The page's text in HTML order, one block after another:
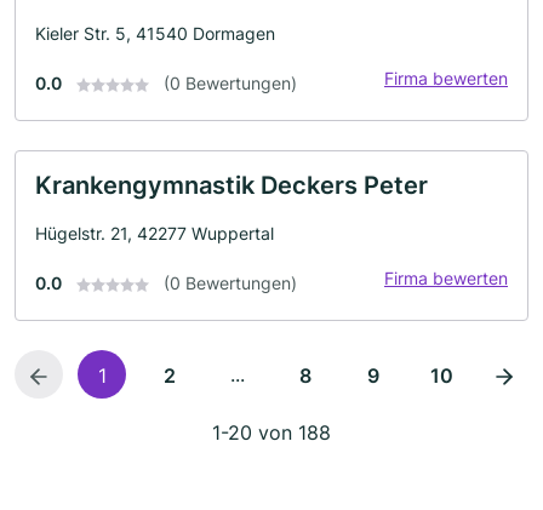
Kieler Str. 5, 41540 Dormagen
0.0 (0 Bewertungen) Firma bewerten
Krankengymnastik Deckers Peter
Hügelstr. 21, 42277 Wuppertal
0.0 (0 Bewertungen) Firma bewerten
1 2 ... 8 9 10
1-20 von 188